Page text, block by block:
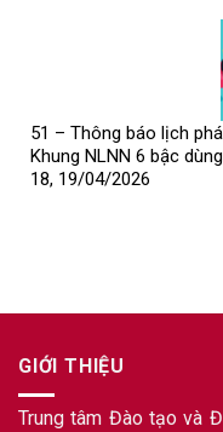
51 – Thông báo lịch
Khung NLNN 6 bậc
18, 19/04/2026
GIỚI THIỆU
Trung tâm Đào tạo và